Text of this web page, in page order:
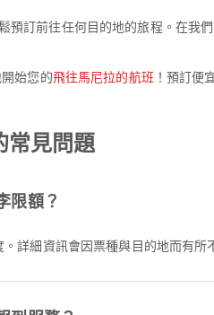
訂前往任何目的地的旅程。在我
始您的飛往馬尼拉的航班 ！預訂便
常見問題
限額？
詳細資訊會因票種與目的地而有